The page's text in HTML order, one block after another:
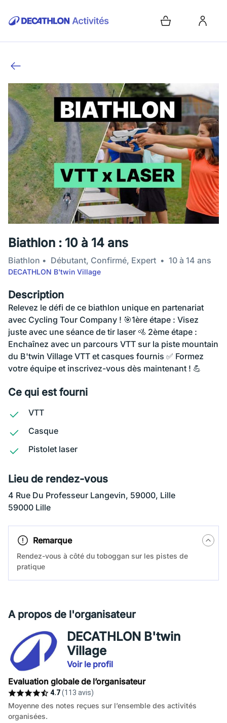
Biathlon : 10 à 14 ans
Biathlon Débutant, Confirmé, Expert 10 à 14 ans
DECATHLON B'twin Village
Description
Relevez le défi de ce biathlon unique en partenariat
avec Cycling Tour Company ! 🎯1ère étape : Visez
juste avec une séance de tir laser 🚵 2ème étape :
Enchaînez avec un parcours VTT sur la piste mountain
du B'twin Village VTT et casques fournis ✅ Formez
votre équipe et inscrivez-vous dès maintenant ! 💪
Ce qui est fourni
VTT
Casque
Pistolet laser
Lieu de rendez-vous
4 Rue Du Professeur Langevin, 59000, Lille
59000 Lille
Remarque
Rendez-vous à côté du toboggan sur les pistes de
pratique
A propos de l'organisateur
DECATHLON B'twin
Village
Voir le profil
Evaluation globale de l’organisateur
4.7(113 avis)
Moyenne des notes reçues sur l’ensemble des activités
organisées.